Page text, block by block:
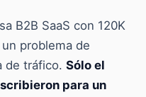
B2B SaaS con 120K
problema de
de tráfico. Sólo el
para un